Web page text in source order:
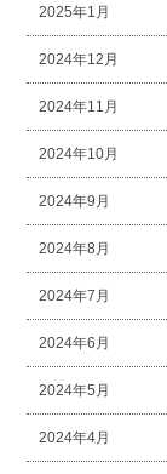
2025年1月
2024年12月
2024年11月
2024年10月
2024年9月
2024年8月
2024年7月
2024年6月
2024年5月
2024年4月